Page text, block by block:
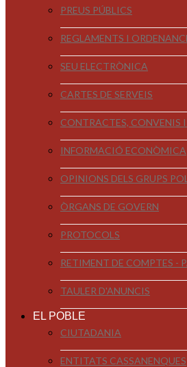
PREUS PÚBLICS
REGLAMENTS I
SEU ELECTRÒNICA
CARTES DE SERVEIS
CONTRACTES, CONVENIS
INFORMACIÓ ECONÒMICA
OPINIONS DELS GRUPS
ÒRGANS DE GOVERN
PROTOCOLS
RETIMENT DE COMPTES -
TAULER D'ANUNCIS
EL POBLE
CIUTADANIA
ENTITATS CASSANENQUES